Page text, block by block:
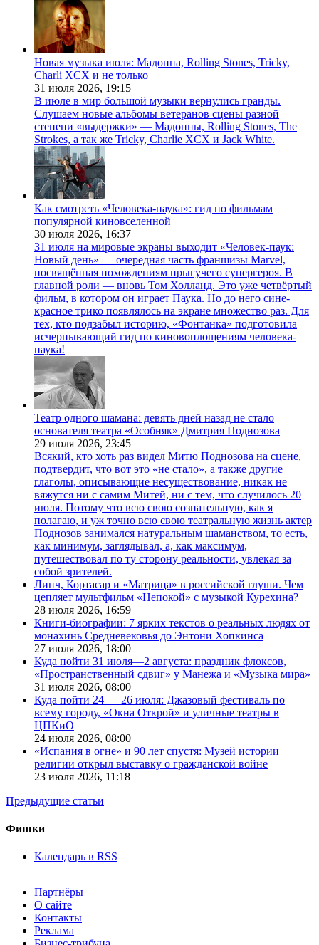
Новая музыка июля: Мадонна, Rolling Stones, Tricky,
Charli XCX и не только
31 июля 2026, 19:15
В июле в мир большой музыки вернулись гранды.
Слушаем новые альбомы ветеранов сцены разной
степени «выдержки» — Мадонны, Rolling Stones, The
Strokes, а так же Tricky, Charlie XCX и Jack White.
Как смотреть «Человека-паука»: гид по фильмам
популярной киновселенной
30 июля 2026, 16:37
31 июля на мировые экраны выходит «Человек-паук:
Новый день» — очередная часть франшизы Marvel,
посвящённая похождениям прыгучего супергероя. В
главной роли — вновь Том Холланд. Это уже четвёртый
фильм, в котором он играет Паука. Но до него сине-
красное трико появлялось на экране множество раз. Для
тех, кто подзабыл историю, «Фонтанка» подготовила
исчерпывающий гид по киновоплощениям человека-
паука!
Театр одного шамана: девять дней назад не стало
основателя театра «Особняк» Дмитрия Поднозова
29 июля 2026, 23:45
Всякий, кто хоть раз видел Митю Поднозова на сцене,
подтвердит, что вот это «не стало», а также другие
глаголы, описывающие несуществование, никак не
вяжутся ни с самим Митей, ни с тем, что случилось 20
июля. Потому что всю свою сознательную, как я
полагаю, и уж точно всю свою театральную жизнь актер
Поднозов занимался натуральным шаманством, то есть,
как минимум, заглядывал, а, как максимум,
путешествовал по ту сторону реальности, увлекая за
собой зрителей.
Линч, Кортасар и «Матрица» в российской глуши. Чем
цепляет мультфильм «Непокой» с музыкой Курехина?
28 июля 2026, 16:59
Книги-биографии: 7 ярких текстов о реальных людях от
монахинь Средневековья до Энтони Хопкинса
27 июля 2026, 18:00
Куда пойти 31 июля—2 августа: праздник флоксов,
«Пространственный сдвиг» у Манежа и «Музыка мира»
31 июля 2026, 08:00
Куда пойти 24 — 26 июля: Джазовый фестиваль по
всему городу, «Окна Открой» и уличные театры в
ЦПКиО
24 июля 2026, 08:00
«Испания в огне» и 90 лет спустя: Музей истории
религии открыл выставку о гражданской войне
23 июля 2026, 11:18
Предыдущие статьи
Фишки
Календарь в RSS
Партнёры
О сайте
Контакты
Реклама